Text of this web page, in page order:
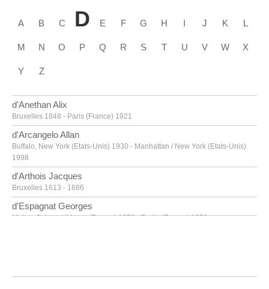
A B C D E F G H I J K L
M N O P Q R S T U V W X
Y Z
d'Anethan Alix
Bruxelles 1848 - Paris (France) 1921
d'Arcangelo Allan
Buffalo, New York (Etats-Unis) 1930 - Manhattan / New York (Etats-Unis)
1998
d'Arthois Jacques
Bruxelles 1613 - 1686
d'Espagnat Georges
Melun, Seine-et-Marne (France) 1870 - Parijs (France) 1950
Grammont 1921 - Bruges 1996